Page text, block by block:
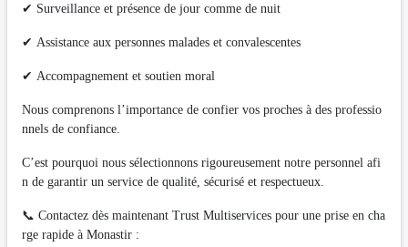
✔ Surveillance et présence de jour comme de nuit
✔ Assistance aux personnes malades et convalescentes
✔ Accompagnement et soutien moral
Nous comprenons l’importance de confier vos proches à des professio
nnels de confiance.
C’est pourquoi nous sélectionnons rigoureusement notre personnel afi
n de garantir un service de qualité, sécurisé et respectueux.
📞 Contactez dès maintenant Trust Multiservices pour une prise en cha
rge rapide à Monastir :